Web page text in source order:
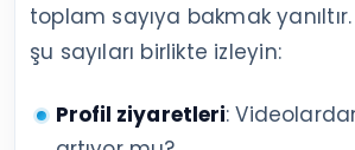
toplam sayıya bakmak
şu sayıları birlikte izleyin:
Profil ziyaretleri: